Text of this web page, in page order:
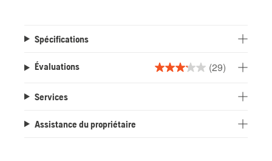
Spécifications
Évaluations (29)
3.2
Services
Assistance du propriétaire